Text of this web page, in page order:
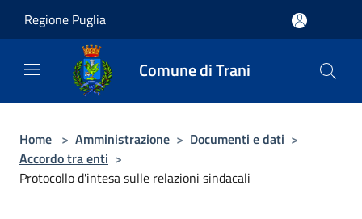
Regione Puglia
Comune di Trani
Home > Amministrazione > Documenti e dati >
Accordo tra enti >
Protocollo d'intesa sulle relazioni sindacali